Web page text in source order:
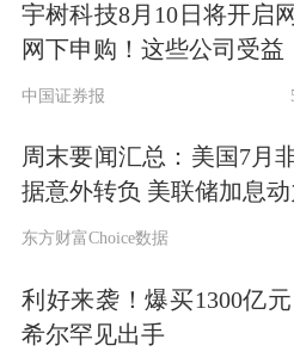
转化天然气、沼气
电。
据财联社，公司官网
能够在无需接入电
力，且安装迅速，
活性”和可靠性。且
公司（AEP）以及
宇树科技8月10日将开启网
网下申购！这些公司受益
中国证券报
周末要闻汇总：美国7月
据意外转负 美联储加息动
东方财富Choice数据
利好来袭！爆买1300亿
希尔罕见出手